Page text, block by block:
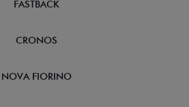
PULSE
FASTBACK
CRONOS